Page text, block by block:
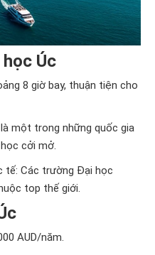
Úc
8 giờ bay, thuận tiện cho
một trong những quốc gia
cởi mở.
tế: Các trường Đại học
top thế giới.
AUD/năm.